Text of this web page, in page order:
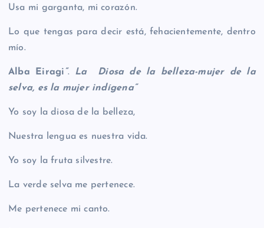
Usa mi garganta, mi corazón.
Lo que tengas para decir está, fehacientemente, dentro
mío.
Alba Eiragi “. La Diosa de la belleza-mujer de la
selva, es la mujer indígena”
Yo soy la diosa de la belleza,
Nuestra lengua es nuestra vida.
Yo soy la fruta silvestre.
La verde selva me pertenece.
Me pertenece mi canto.